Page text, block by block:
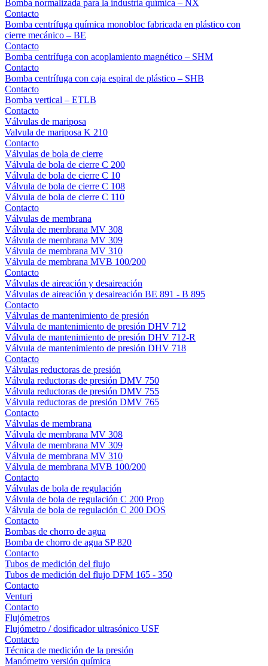
Bomba normalizada para la industria química – NX
Contacto
Bomba centrífuga química monobloc fabricada en plástico con
cierre mecánico – BE
Contacto
Bomba centrífuga con acoplamiento magnético – SHM
Contacto
Bomba centrífuga con caja espiral de plástico – SHB
Contacto
Bomba vertical – ETLB
Contacto
Válvulas de mariposa
Valvula de mariposa K 210
Contacto
Válvulas de bola de cierre
Válvula de bola de cierre C 200
Válvula de bola de cierre C 10
Válvula de bola de cierre C 108
Válvula de bola de cierre C 110
Contacto
Válvulas de membrana
Válvula de membrana MV 308
Válvula de membrana MV 309
Válvula de membrana MV 310
Válvula de membrana MVB 100/200
Contacto
Válvulas de aireación y desaireación
Válvulas de aireación y desaireación BE 891 - B 895
Contacto
Válvulas de mantenimiento de presión
Válvula de mantenimiento de presión DHV 712
Válvula de mantenimiento de presión DHV 712-R
Válvula de mantenimiento de presión DHV 718
Contacto
Válvulas reductoras de presión
Válvula reductoras de presión DMV 750
Válvula reductoras de presión DMV 755
Válvula reductoras de presión DMV 765
Contacto
Válvulas de membrana
Válvula de membrana MV 308
Válvula de membrana MV 309
Válvula de membrana MV 310
Válvula de membrana MVB 100/200
Contacto
Válvulas de bola de regulación
Válvula de bola de regulación C 200 Prop
Válvula de bola de regulación C 200 DOS
Contacto
Bombas de chorro de agua
Bomba de chorro de agua SP 820
Contacto
Tubos de medición del flujo
Tubos de medición del flujo DFM 165 - 350
Contacto
Venturi
Contacto
Flujómetros
Flujómetro / dosificador ultrasónico USF
Contacto
Técnica de medición de la presión
Manómetro versión química